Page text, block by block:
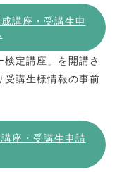
講座・受講生申
定講座」を開講さ
受講生様情報の事前
座・受講生申請